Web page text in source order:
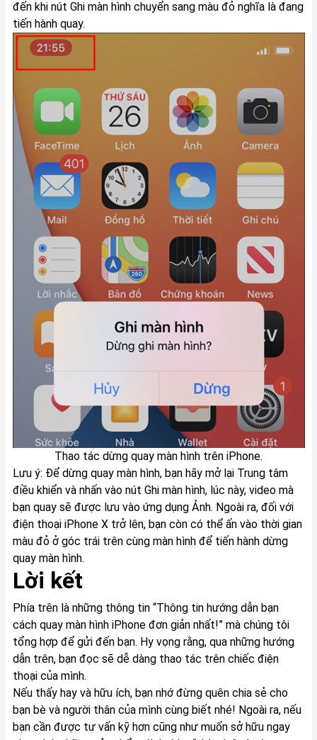
đến khi nút Ghi màn hình chuyển sang màu đỏ nghĩa là đang
tiến hành quay.
Thao tác dừng quay màn hình trên iPhone.
Lưu ý: Để dừng quay màn hình, bạn hãy mở lại Trung tâm
điều khiển và nhấn vào nút Ghi màn hình, lúc này, video mà
bạn quay sẽ được lưu vào ứng dụng Ảnh. Ngoài ra, đối với
điện thoại iPhone Xtrở lên, bạn còn có thể ấn vào thời gian
màu đỏ ở góc trái trên cùng màn hình để tiến hành dừng
quay màn hình.
Lời kết
Phía trên là những thông tin “Thông tin hướng dẫn bạn
cách quay màn hình iPhone đơn giản nhất!” mà chúng tôi
tổng hợp để gửi đến bạn. Hy vọng rằng, qua những hướng
dẫn trên, bạn đọc sẽ dễ dàng thao tác trên chiếc điện
thoại của mình.
Nếu thấy hay và hữu ích, bạn nhớ đừng quên chia sẻ cho
bạn bè và người thân của mình cùng biết nhé! Ngoài ra, nếu
bạn cần được tư vấn kỹ hơn cũng như muốn sở hữu ngay